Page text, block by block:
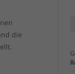
die